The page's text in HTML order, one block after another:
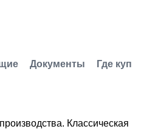
Документы Где
Классическая